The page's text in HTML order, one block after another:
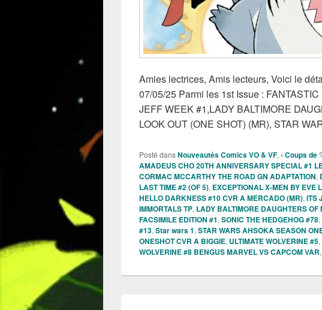
Amies lectrices, Amis lecteurs, Voici le
07/05/25 Parmi les 1st Issue :
JEFF WEEK #1,LADY BALTIMORE
LOOK OUT (ONE SHOT) (MR), STAR
Posté dansNouveautés Comics VO & VF, › Coups de
AMADEUS CHO 20TH ANNIVERSARY SPECIAL #1
CORMAC MCCARTHY THE ROAD GN ADAPTATION,
LAST TIME #2 (OF 5), EXCEPTIONAL X-MEN BY EVE
HELLO DARKNESS #10 CVR A MERCADO (MR), ITS
IMMORTALS TP, LADY BALTIMORE DAUGHTERS OF
FACSIMILE EDITION #1, SONIC THE HEDGEHOG #78,
#13, Star wars 1, STAR WARS AHSOKA SEASON
ONESHOT CVR A BIGGIE, ULTIMATE WOLVERINE #5,
WOLVERINE #8 BENGUS MARVEL VS CAPCOM VAR,